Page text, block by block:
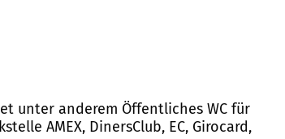
unter anderem Öffentliches WC für
AMEX, DinersClub, EC, Girocard,